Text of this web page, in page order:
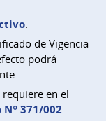
.
de Vigencia
podrá
en el
371/002